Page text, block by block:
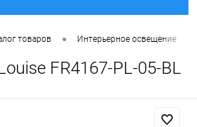
товаров • Интерьерное освещение
FR4167-PL-05-BL